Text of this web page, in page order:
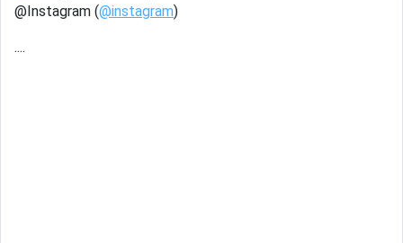
@Instagram (@instagram)
....